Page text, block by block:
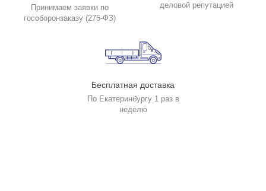
Принимаем заявки по
гособоронзаказу (275-ФЗ)
деловой репутацией
Бесплатная доставка
По Екатеринбургу 1 раз в
неделю